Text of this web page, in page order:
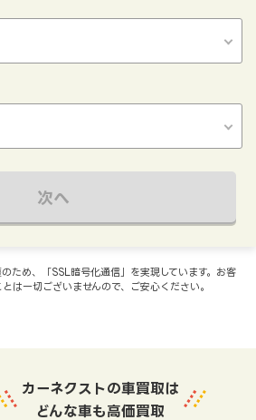
次へ
ため、「SSL暗号化通信」を実現しています。お客
は一切ございませんので、ご安心ください。
カーネクストの車買取は
どんな車も高価買取